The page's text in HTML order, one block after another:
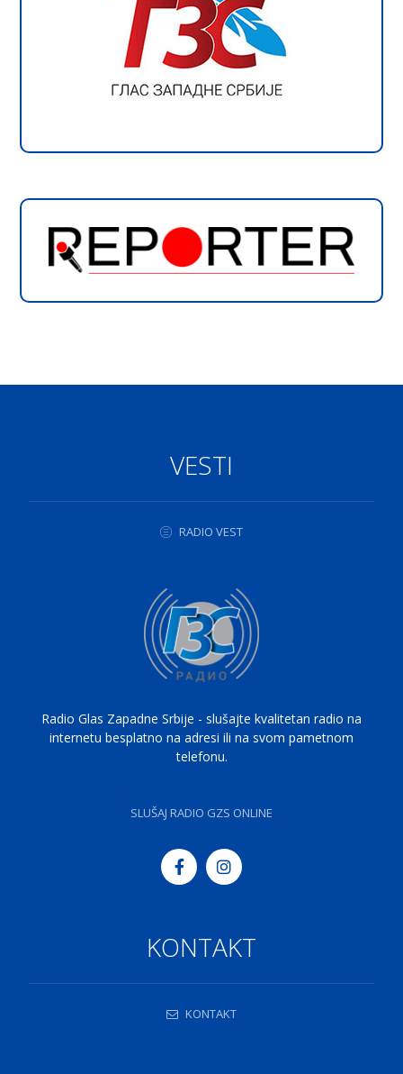
VESTI
RADIO VEST
Radio Glas Zapadne Srbije - slušajte kvalitetan radio na
internetu besplatno na adresi ili na svom pametnom
telefonu.
SLUŠAJ RADIO GZS ONLINE
KONTAKT
KONTAKT